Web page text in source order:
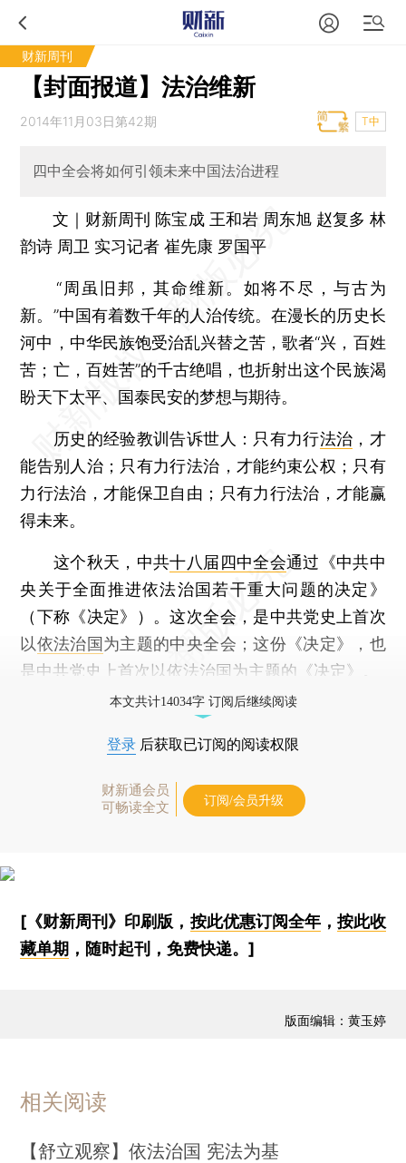
财新周刊
【封面报道】法治维新
2014年11月03日第42期 T中
四中全会将如何引领未来中国法治进程
文｜财新周刊 陈宝成 王和岩 周东旭 赵复多 林
韵诗 周卫 实习记者 崔先康 罗国平
“周虽旧邦，其命维新。如将不尽，与古为
新。”中国有着数千年的人治传统。在漫长的历史长
河中，中华民族饱受治乱兴替之苦，歌者“兴，百姓
苦；亡，百姓苦”的千古绝唱，也折射出这个民族渴
盼天下太平、国泰民安的梦想与期待。
历史的经验教训告诉世人：只有力行法治 ，才
能告别人治；只有力行法治，才能约束公权；只有
力行法治，才能保卫自由；只有力行法治，才能赢
得未来。
这个秋天，中共十八届四中全会通过《中共中
央关于全面推进依法治国若干重大问题的决定》
（下称《决定》）。这次全会，是中共党史上首次
以依法治国为主题的中央全会；这份《决定》，也
是中共党史上首次以依法治国为主题的《决定》。
本文共计14034字 订阅后继续阅读
登录 后获取已订阅的阅读权限
财新通会员
可畅读全文
订阅/会员升级
[《财新周刊》印刷版， 按此优惠订阅全年， 按此收
藏单期 ，随时起刊，免费快递。]
版面编辑：黄玉婷
相关阅读
【舒立观察】依法治国 宪法为基